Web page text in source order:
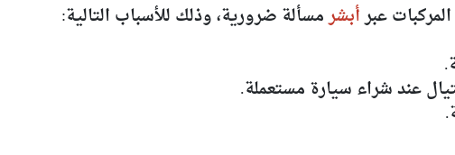
عبرأبشرمسألة ضرورية، وذلك للأسباب التالية:
عند شراء سيارة مستعملة.